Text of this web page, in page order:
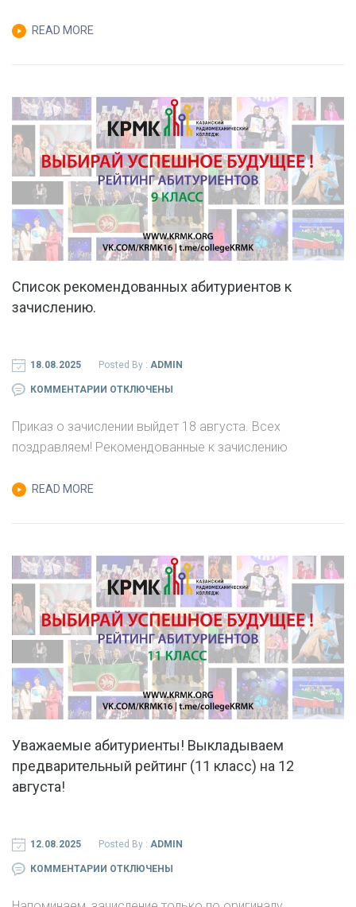
READ MORE
Список рекомендованных абитуриентов к
зачислению.
18.08.2025 Posted By : ADMIN
КОММЕНТАРИИ К
СПИСОК
РЕКОМЕНДОВАННЫХ
ОТКЛЮЧЕНЫ
Приказ о зачислении выйдет 18 августа. Всех
поздравляем! Рекомендованные к зачислению
READ MORE
Уважаемые абитуриенты! Выкладываем
предварительный рейтинг (11 класс) на 12
августа!
12.08.2025 Posted By : ADMIN
КОММЕНТАРИИ КОТКЛЮЧЕНЫ